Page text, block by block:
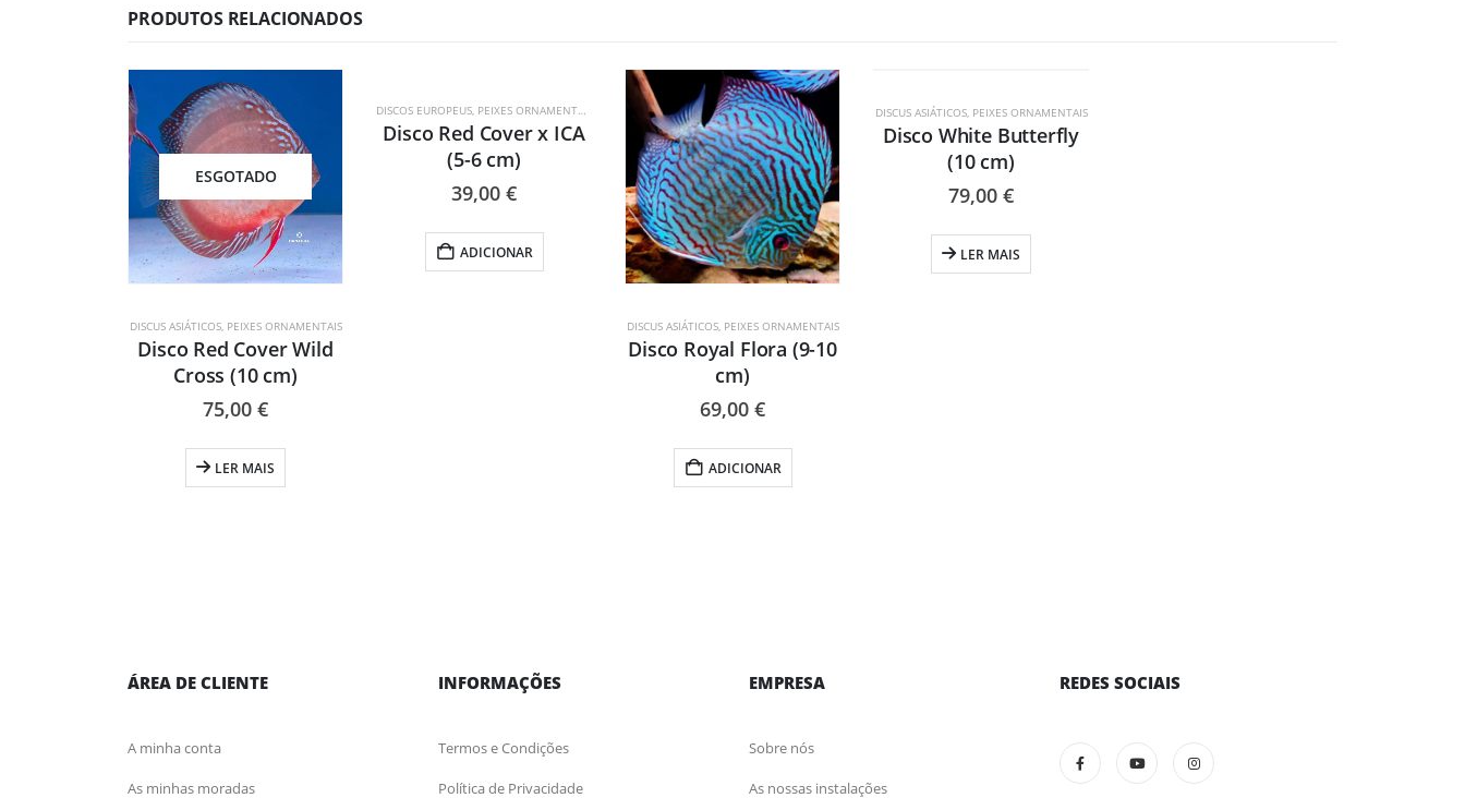
PRODUTOS RELACIONADOS
ESGOTADO
DISCUS ASIÁTICOS, PEIXES ORNAMENTAIS
Disco Red Cover Wild
Cross (10 cm)
75,00 €
LER MAIS
DISCOS EUROPEUS, PEIXES ORNAMENTAIS
Disco Red Cover x ICA
(5-6 cm)
39,00 €
ADICIONAR
DISCUS ASIÁTICOS, PEIXES ORNAMENTAIS
Disco Royal Flora (9-10
cm)
69,00 €
ADICIONAR
DISCUS ASIÁTICOS, PEIXES ORNAMENTAIS
Disco White Butterfly
(10 cm)
79,00 €
LER MAIS
ÁREA DE CLIENTE
A minha conta
As minhas moradas
INFORMAÇÕES
Termos e Condições
Política de Privacidade
EMPRESA
Sobre nós
As nossas instalações
REDES SOCIAIS